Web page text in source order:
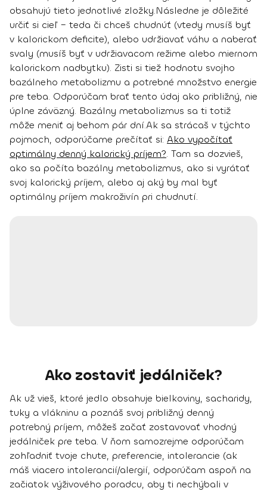
obsahujú tieto jednotlivé zložky.Následne je dôležité
určiť si cieľ – teda či chceš chudnúť (vtedy musíš byť
v kalorickom deficite), alebo udržiavať váhu a naberať
svaly (musíš byť v udržiavacom režime alebo miernom
kalorickom nadbytku). Zisti si tiež hodnotu svojho
bazálneho metabolizmu a potrebné množstvo energie
pre teba. Odporúčam brať tento údaj ako približný, nie
úplne záväzný. Bazálny metabolizmus sa ti totiž
môže meniť aj behom pár dní.Ak sa strácaš v týchto
pojmoch, odporúčame prečítať si: Ako vypočítať
optimálny denný kalorický príjem?. Tam sa dozvieš,
ako sa počíta bazálny metabolizmus, ako si vyrátať
svoj kalorický príjem, alebo aj aký by mal byť
optimálny príjem makroživín pri chudnutí.
Ako zostaviť jedálniček?
Ak už vieš, ktoré jedlo obsahuje bielkoviny, sacharidy,
tuky a vlákninu a poznáš svoj približný denný
potrebný príjem, môžeš začať zostavovať vhodný
jedálniček pre teba. V ňom samozrejme odporúčam
zohľadniť tvoje chute, preferencie, intolerancie (ak
máš viacero intolerancií/alergií, odporúčam aspoň na
začiatok výživového poradcu, aby ti nechýbali v